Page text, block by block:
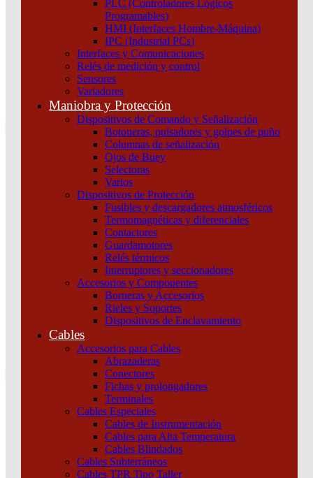
PLC (Controladores Lógicos
Programables)
HMI (Interfaces Hombre-Máquina)
IPC (Industrial PCs)
Interfaces y Comunicaciones
Relés de medición y control
Sensores
Variadores
Maniobra y Protección
Dispositivos de Comando y Señalización
Botoneras, pulsadores y golpes de puño
Columnas de señalización
Ojos de Buey
Selectoras
Varios
Dispositivos de Protección
Fusibles y descargadores atmosféricos
Termomagnéticas y diferenciales
Contactores
Guardamotores
Relés térmicos
Interruptores y seccionadores
Accesorios y Componentes
Borneras y Accesorios
Rieles y Soportes
Dispositivos de Enclavamiento
Cables
Accesorios para Cables
Abrazaderas
Conectores
Fichas y prolongadores
Terminales
Cables Especiales
Cables de Instrumentación
Cables para Alta Temperatura
Cables Blindados
Cables Subterráneos
Cables TPR Tipo Taller
Atención por WhatsApp
Tu pedido
¿Que estas buscando hoy?
Atención telefónica
Atención por WhatsApp
Maniobra y Protección/Dispositivos de Comando y
Botoneras, pulsadores y golpes de puño